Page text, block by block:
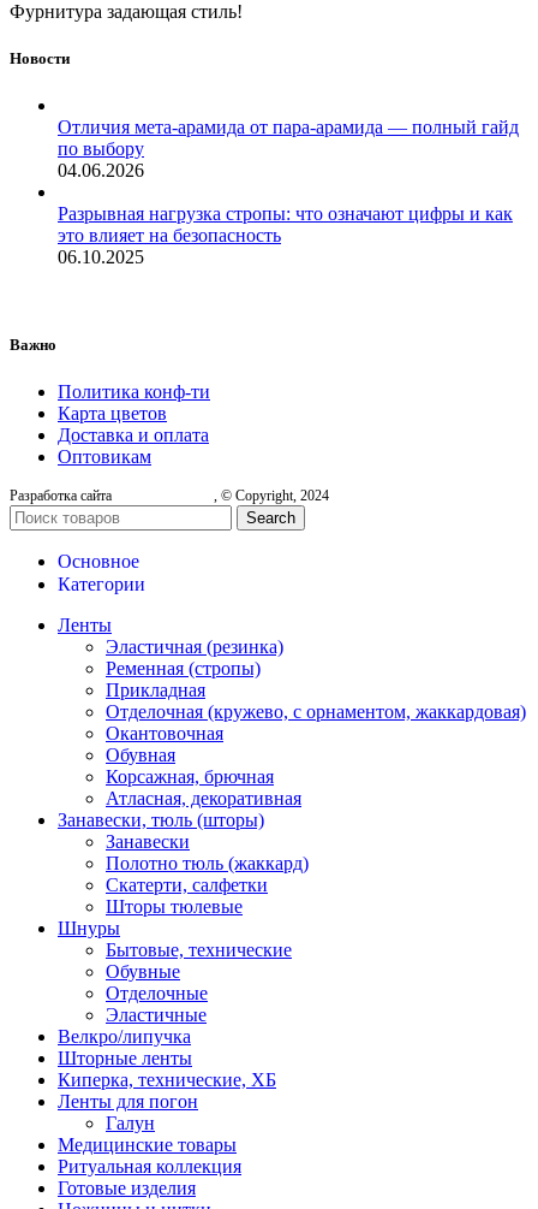
Фурнитура задающая стиль!
Новости
Отличия мета-арамида от пара-арамида — полный гайд
по выбору
04.06.2026
Разрывная нагрузка стропы: что означают цифры и как
это влияет на безопасность
06.10.2025
Важно
Политика конф-ти
Карта цветов
Доставка и оплата
Оптовикам
Разработка сайта , © Copyright, 2024
Search
Основное
Категории
Ленты
Эластичная (резинка)
Ременная (стропы)
Прикладная
Отделочная (кружево, с орнаментом, жаккардовая)
Окантовочная
Обувная
Корсажная, брючная
Атласная, декоративная
Занавески, тюль (шторы)
Занавески
Полотно тюль (жаккард)
Скатерти, салфетки
Шторы тюлевые
Шнуры
Бытовые, технические
Обувные
Отделочные
Эластичные
Велкро/липучка
Шторные ленты
Киперка, технические, ХБ
Ленты для погон
Галун
Медицинские товары
Ритуальная коллекция
Готовые изделия